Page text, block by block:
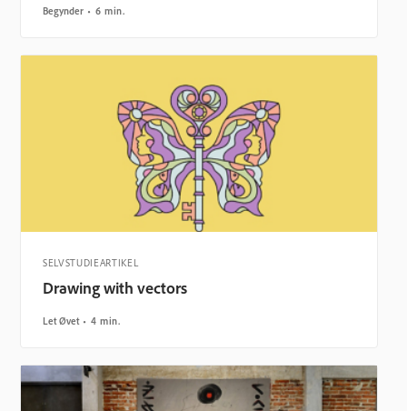
Begynder 6 min.
SELVSTUDIEARTIKEL
Drawing with vectors
Let Øvet 4 min.